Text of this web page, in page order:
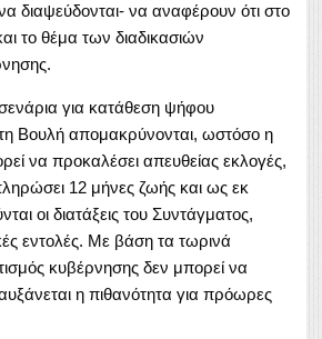
διαψεύδονται- να αναφέρουν ότι στο
το θέμα των διαδικασιών
για κατάθεση ψήφου
Βουλή απομακρύνονται, ωστόσο η
να προκαλέσει απευθείας εκλογές,
12 μήνες ζωής και ως εκ
οι διατάξεις του Συντάγματος,
εντολές. Με βάση τα τωρινά
κυβέρνησης δεν μπορεί να
η πιθανότητα για πρόωρες